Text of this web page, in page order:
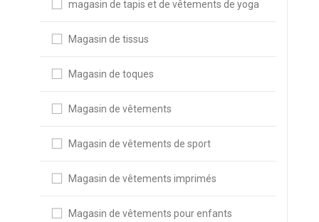
magasin de tapis et de vêtements de yoga
Magasin de tissus
Magasin de toques
Magasin de vêtements
Magasin de vêtements de sport
Magasin de vêtements imprimés
Magasin de vêtements pour enfants